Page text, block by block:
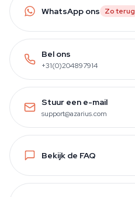
WhatsApp ons Zo terug
Bel ons
+31(0)204897914
Stuur een e-mail
support@azarius.com
Bekijk de FAQ